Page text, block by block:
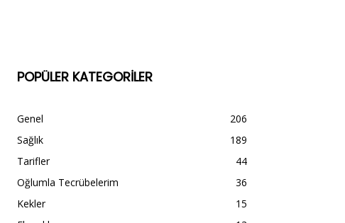
POPÜLER KATEGORİLER
Genel
206
Sağlık
189
Tarifler
44
Oğlumla Tecrübelerim
36
Kekler
15